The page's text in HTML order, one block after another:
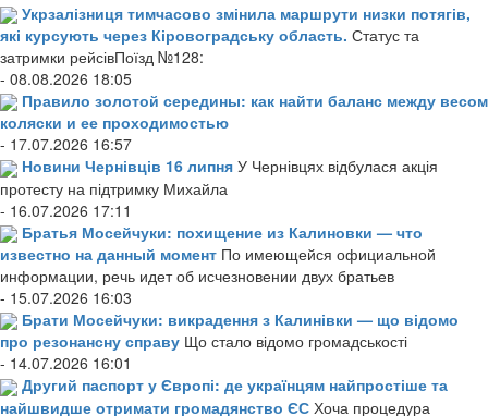
Укрзалізниця тимчасово змінила маршрути низки потягів,
які курсують через Кіровоградську область. Статус та
затримки рейсівПоїзд №128:
- 08.08.2026 18:05
Правило золотой середины: как найти баланс между весом
коляски и ее проходимостью
- 17.07.2026 16:57
Новини Чернівців 16 липня У Чернівцях відбулася акція
протесту на підтримку Михайла
- 16.07.2026 17:11
Братья Мосейчуки: похищение из Калиновки — что
известно на данный момент По имеющейся официальной
информации, речь идет об исчезновении двух братьев
- 15.07.2026 16:03
Брати Мосейчуки: викрадення з Калинівки — що відомо
про резонансну справу Що стало відомо громадськості
- 14.07.2026 16:01
Другий паспорт у Європі: де українцям найпростіше та
найшвидше отримати громадянство ЄС Хоча процедура